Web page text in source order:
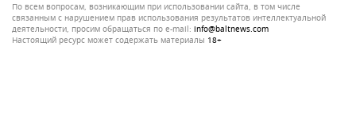
По всем вопросам, возникающим при использовании сайта, в том числе
связанным с нарушением прав использования результатов интеллектуальной
деятельности, просим обращаться по e-mail: info@baltnews.com
Настоящий ресурс может содержать материалы 18+